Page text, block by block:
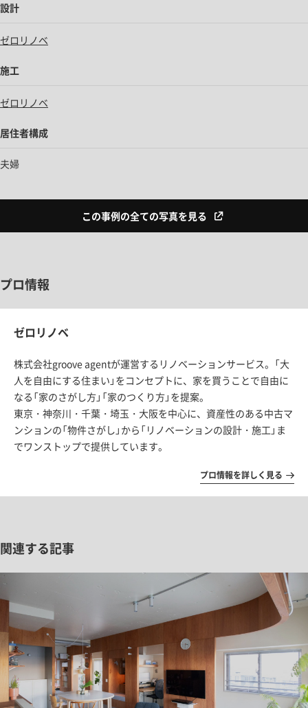
設計
ゼロリノベ
施工
ゼロリノベ
居住者構成
夫婦
この事例の全ての写真を見る
プロ情報
ゼロリノベ
株式会社groove agentが運営するリノベーションサービス。「大
人を自由にする住まい」をコンセプトに、家を買うことで自由に
なる「家のさがし方」「家のつくり方」を提案。
東京・神奈川・千葉・埼玉・大阪を中心に、資産性のある中古マ
ンションの「物件さがし」から「リノベーションの設計・施工」ま
でワンストップで提供しています。
プロ情報を詳しく見る
関連する記事